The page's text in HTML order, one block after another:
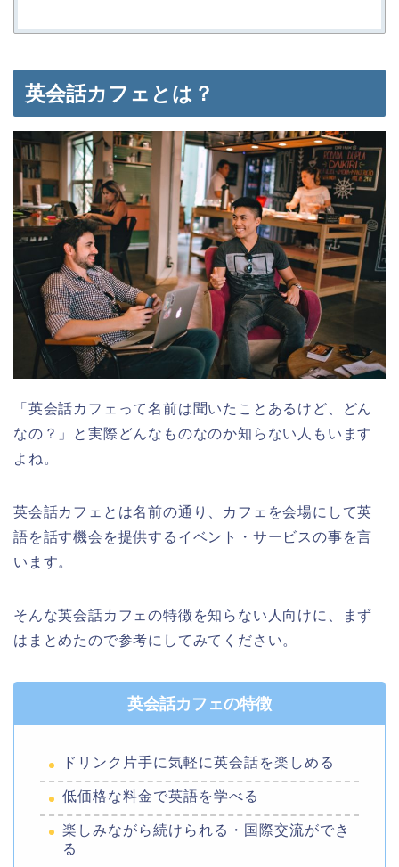
英会話カフェとは？
「英会話カフェって名前は聞いたことあるけど、どん
なの？」と実際どんなものなのか知らない人もいます
よね。
英会話カフェとは名前の通り、カフェを会場にして英
語を話す機会を提供するイベント・サービスの事を言
います。
そんな英会話カフェの特徴を知らない人向けに、まず
はまとめたので参考にしてみてください。
英会話カフェの特徴
ドリンク片手に気軽に英会話を楽しめる
低価格な料金で英語を学べる
楽しみながら続けられる・国際交流ができ
る